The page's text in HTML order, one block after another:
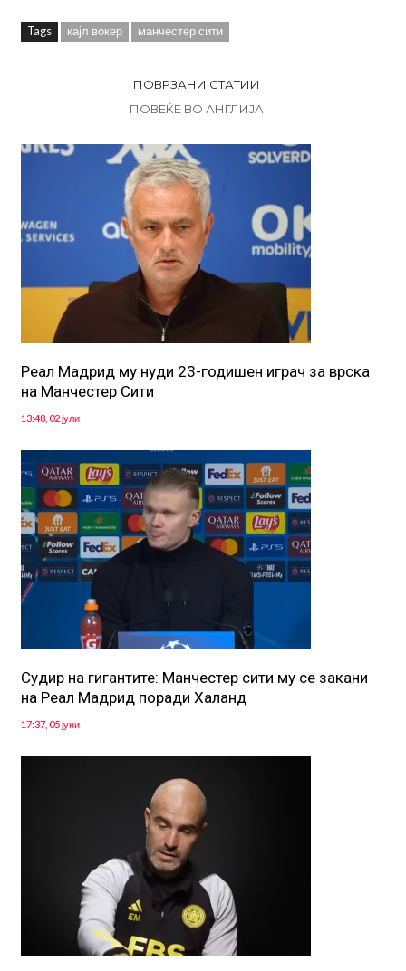
Tags кајл вокер манчестер сити
ПОВРЗАНИ СТАТИИ
ПОВЕЌЕ ВО АНГЛИЈА
Реал Мадрид му нуди 23-годишен играч за врска
на Манчестер Сити
13:48, 02 јули
Судир на гигантите: Манчестер сити му се закани
на Реал Мадрид поради Халанд
17:37, 05 јуни